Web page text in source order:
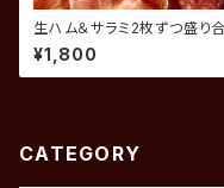
生ハム＆サラミ2枚ずつ盛り
せ
¥1,800
CATEGORY